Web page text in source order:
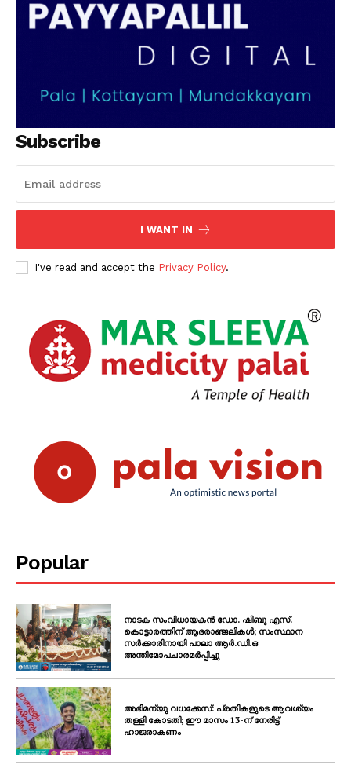
Subscribe
I WANT IN
I've read and accept the Privacy Policy.
Popular
നാടക സംവിധായകൻ ഡോ. ഷിബു എസ്.
കൊട്ടാരത്തിന് ആദരാഞ്ജലികൾ; സംസ്ഥാന
സർക്കാരിനായി പാലാ ആർ.ഡി.ഒ
അന്തിമോപചാരമർപ്പിച്ചു
അഭിമന്യു വധക്കേസ്: പ്രതികളുടെ ആവശ്യം
തള്ളി കോടതി; ഈ മാസം 13-ന് നേരിട്ട്
ഹാജരാകണം